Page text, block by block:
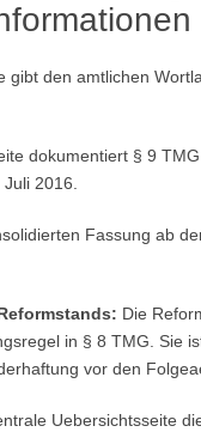
gibt den amtlichen
dokumentiert § 9
2016.
Fassung ab
Die
in § 8 TMG. Sie
vor den
Uebersichtsseite